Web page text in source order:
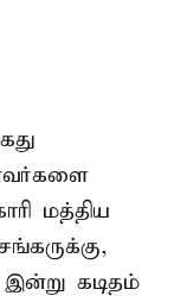
மத்திய
கடிதம்